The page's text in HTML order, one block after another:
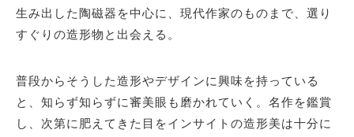
生み出した陶磁器を中心に、現代作家のものまで、選り
すぐりの造形物と出会える。
普段からそうした造形やデザインに興味を持っている
と、知らず知らずに審美眼も磨かれていく。名作を鑑賞
し、次第に肥えてきた目をインサイトの造形美は十分に